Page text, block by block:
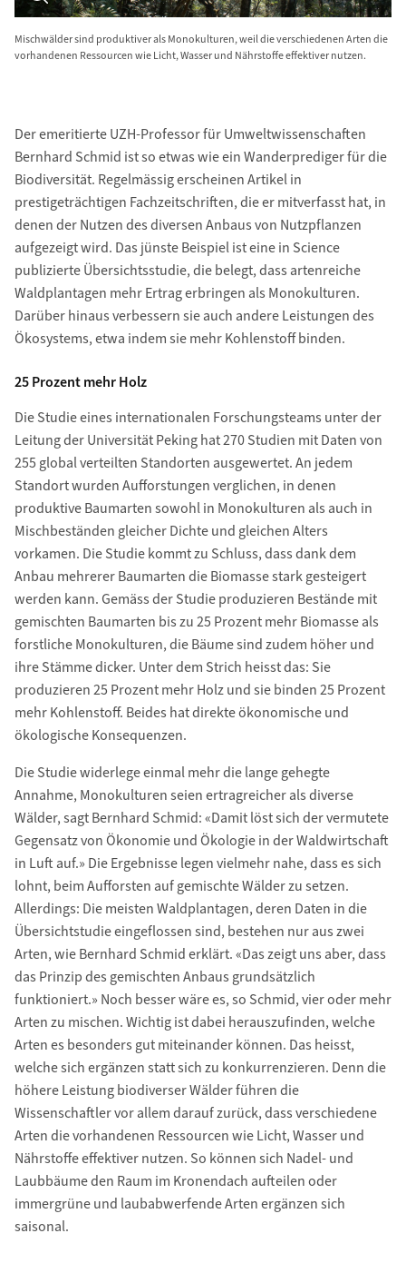
Mischwälder sind produktiver als Monokulturen, weil die verschiedenen Arten die
vorhandenen Ressourcen wie Licht, Wasser und Nährstoffe effektiver nutzen.
Der emeritierte UZH-Professor für Umweltwissenschaften
Bernhard Schmid ist so etwas wie ein Wanderprediger für die
Biodiversität. Regelmässig erscheinen Artikel in
prestigeträchtigen Fachzeitschriften, die er mitverfasst hat, in
denen der Nutzen des diversen Anbaus von Nutzpflanzen
aufgezeigt wird. Das jünste Beispiel ist eine in Science
publizierte Übersichtsstudie, die belegt, dass artenreiche
Waldplantagen mehr Ertrag erbringen als Monokulturen.
Darüber hinaus verbessern sie auch andere Leistungen des
Ökosystems, etwa indem sie mehr Kohlenstoff binden.
25 Prozent mehr Holz
Die Studie eines internationalen Forschungsteams unter der
Leitung der Universität Peking hat 270 Studien mit Daten von
255 global verteilten Standorten ausgewertet. An jedem
Standort wurden Aufforstungen verglichen, in denen
produktive Baumarten sowohl in Monokulturen als auch in
Mischbeständen gleicher Dichte und gleichen Alters
vorkamen. Die Studie kommt zu Schluss, dass dank dem
Anbau mehrerer Baumarten die Biomasse stark gesteigert
werden kann. Gemäss der Studie produzieren Bestände mit
gemischten Baumarten bis zu 25 Prozent mehr Biomasse als
forstliche Monokulturen, die Bäume sind zudem höher und
ihre Stämme dicker. Unter dem Strich heisst das: Sie
produzieren 25 Prozent mehr Holz und sie binden 25 Prozent
mehr Kohlenstoff. Beides hat direkte ökonomische und
ökologische Konsequenzen.
Die Studie widerlege einmal mehr die lange gehegte
Annahme, Monokulturen seien ertragreicher als diverse
Wälder, sagt Bernhard Schmid: «Damit löst sich der vermutete
Gegensatz von Ökonomie und Ökologie in der Waldwirtschaft
in Luft auf.» Die Ergebnisse legen vielmehr nahe, dass es sich
lohnt, beim Aufforsten auf gemischte Wälder zu setzen.
Allerdings: Die meisten Waldplantagen, deren Daten in die
Übersichtstudie eingeflossen sind, bestehen nur aus zwei
Arten, wie Bernhard Schmid erklärt. «Das zeigt uns aber, dass
das Prinzip des gemischten Anbaus grundsätzlich
funktioniert.» Noch besser wäre es, so Schmid, vier oder mehr
Arten zu mischen. Wichtig ist dabei herauszufinden, welche
Arten es besonders gut miteinander können. Das heisst,
welche sich ergänzen statt sich zu konkurrenzieren. Denn die
höhere Leistung biodiverser Wälder führen die
Wissenschaftler vor allem darauf zurück, dass verschiedene
Arten die vorhandenen Ressourcen wie Licht, Wasser und
Nährstoffe effektiver nutzen. So können sich Nadel- und
Laubbäume den Raum im Kronendach aufteilen oder
immergrüne und laubabwerfende Arten ergänzen sich
saisonal.